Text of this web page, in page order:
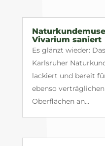
Vivarium saniert
Es glänzt wieder:
Karlsruher
lackiert und bereit
ebenso
Oberflächen an...